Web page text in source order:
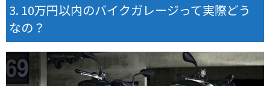
10万円以内のバイクガレージって実際どう
なの？